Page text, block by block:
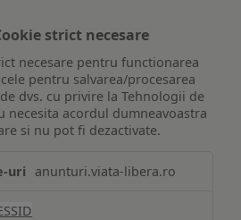
strict necesare
necesare pentru functionarea
pentru salvarea/procesarea
dvs. cu privire la Tehnologii de
necesita acordul dumneavoastra
si nu pot fi dezactivate.
anunturi.viata-libera.ro